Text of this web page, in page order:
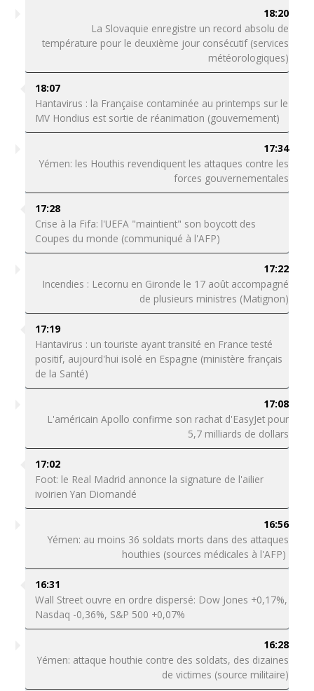
18:20
La Slovaquie enregistre un record absolu de
température pour le deuxième jour consécutif (services
météorologiques)
18:07
Hantavirus : la Française contaminée au printemps sur le
MV Hondius est sortie de réanimation (gouvernement)
17:34
Yémen: les Houthis revendiquent les attaques contre les
forces gouvernementales
17:28
Crise à la Fifa: l'UEFA "maintient" son boycott des
Coupes du monde (communiqué à l'AFP)
17:22
Incendies : Lecornu en Gironde le 17 août accompagné
de plusieurs ministres (Matignon)
17:19
Hantavirus : un touriste ayant transité en France testé
positif, aujourd'hui isolé en Espagne (ministère français
de la Santé)
17:08
L'américain Apollo confirme son rachat d'EasyJet pour
5,7 milliards de dollars
17:02
Foot: le Real Madrid annonce la signature de l'ailier
ivoirien Yan Diomandé
16:56
Yémen: au moins 36 soldats morts dans des attaques
houthies (sources médicales à l'AFP)
16:31
Wall Street ouvre en ordre dispersé: Dow Jones +0,17%,
Nasdaq -0,36%, S&P 500 +0,07%
16:28
Yémen: attaque houthie contre des soldats, des dizaines
de victimes (source militaire)